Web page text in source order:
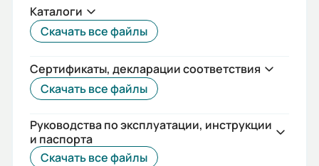
Каталоги
Скачать все файлы
Сертификаты, декларации соответствия
Скачать все файлы
Руководства по эксплуатации, инструкции
и паспорта
Скачать все файлы